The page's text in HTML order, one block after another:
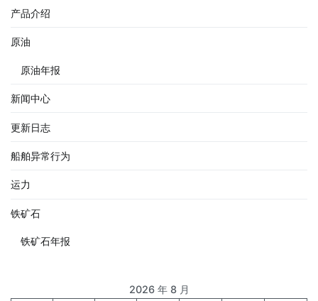
产品介绍
原油
原油年报
新闻中心
更新日志
船舶异常行为
运力
铁矿石
铁矿石年报
2026 年 8 月